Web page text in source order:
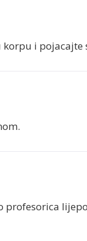
korpu i pojacajte
profesorica